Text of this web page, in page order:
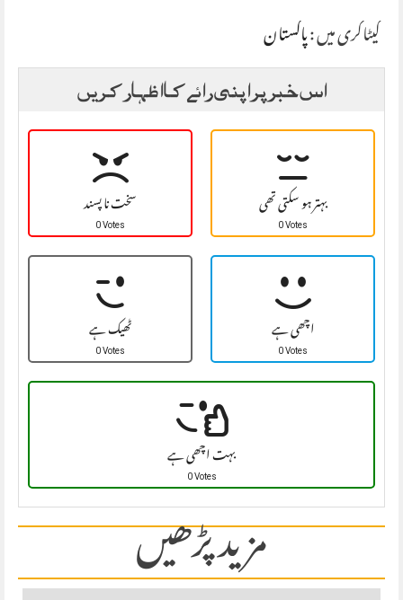
کیٹاگری میں :پاکستان
اس خبر پر اپنی رائے کا اظہار کریں
سخت نا پسند
0 Votes بہتر ہو سکتی تھی
0 Votes
ٹھیک ہے
0 Votes اچھی ہے
0 Votes
بہت اچھی ہے
0 Votes
مزید پڑھیں